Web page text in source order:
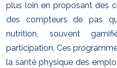
plus loin en proposant des
des compteurs de pas
nutrition, souvent
participation. Ces
la santé physique des